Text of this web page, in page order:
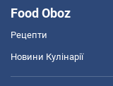
Food Oboz
Рецепти
Новини Кулінарії